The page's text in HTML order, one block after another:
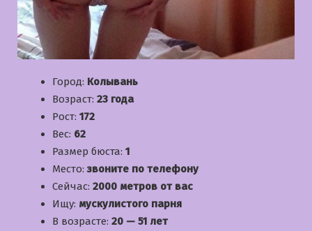
Город: Колывань
Возраст: 23 года
Рост: 172
Вес: 62
Размер бюста: 1
Место:звоните по телефону
Сейчас: 2000 метров от вас
Ищу: мускулистого парня
В возрасте: 20 — 51 лет